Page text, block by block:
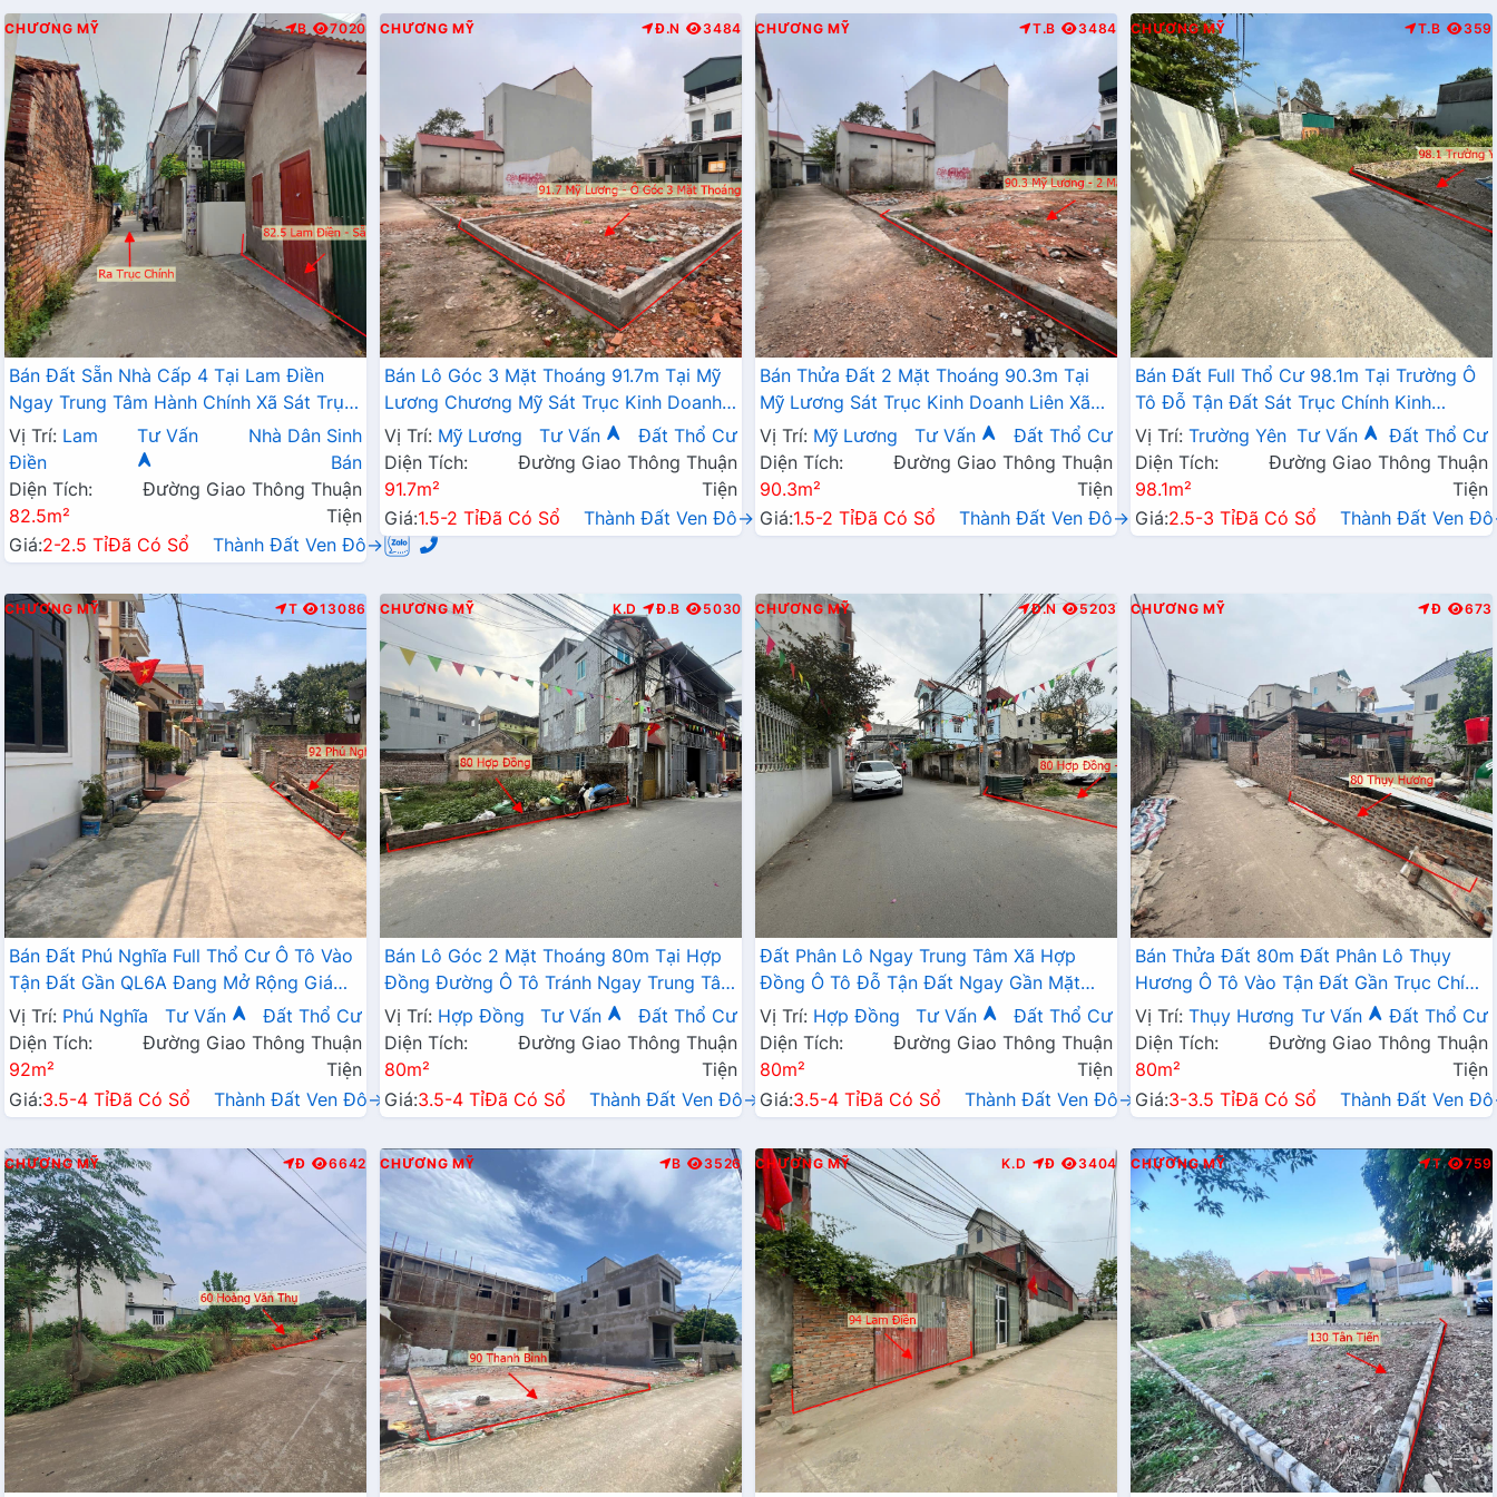
CHƯƠNG MỸ B 7020
Bán Đất Sẵn Nhà Cấp 4 Tại Lam Điền
Ngay Trung Tâm Hành Chính Xã Sát Trục
Kinh Doanh Giá Chỉ Hơn 2 Tỷ
Vị Trí: Lam
Điền
Tư Vấn
Nhà Dân Sinh
Bán
Diện Tích:
82.5m²
Đường Giao Thông Thuận
Tiện
Giá:2-2.5 TỉĐã Có Sổ Thành Đất Ven Đô→
CHƯƠNG MỸ Đ.N 3484
Bán Lô Góc 3 Mặt Thoáng 91.7m Tại Mỹ
Lương Chương Mỹ Sát Trục Kinh Doanh -
Đất Phân Lô Mỹ Lương Chương Mỹ
Vị Trí: Mỹ Lương Tư Vấn
Đất Thổ Cư
Diện Tích:
91.7m²
Đường Giao Thông Thuận
Tiện
Giá:1.5-2 TỉĐã Có Sổ Thành Đất Ven Đô→
CHƯƠNG MỸ T.B 3484
Bán Thửa Đất 2 Mặt Thoáng 90.3m Tại
Mỹ Lương Sát Trục Kinh Doanh Liên Xã
Giá Chỉ Hơn Tỷ
Vị Trí: Mỹ Lương Tư Vấn
Đất Thổ Cư
Diện Tích:
90.3m²
Đường Giao Thông Thuận
Tiện
Giá:1.5-2 TỉĐã Có Sổ Thành Đất Ven Đô→
CHƯƠNG MỸ T.B 359
Bán Đất Full Thổ Cư 98.1m Tại Trường Ô
Tô Đỗ Tận Đất Sát Trục Chính Kinh
Doanh Giá Chỉ Hơn 2 Tỷ
Vị Trí: Trường Yên Tư Vấn
Đất Thổ Cư
Diện Tích:
98.1m²
Đường Giao Thông Thuận
Tiện
Giá:2.5-3 TỉĐã Có Sổ Thành Đất Ven
CHƯƠNG MỸ T 13086
Bán Đất Phú Nghĩa Full Thổ Cư Ô Tô Vào
Tận Đất Gần QL6A Đang Mở Rộng Giá
Chỉ Vài Tỷ
Vị Trí: Phú Nghĩa Tư Vấn
Đất Thổ Cư
Diện Tích:
92m²
Đường Giao Thông Thuận
Tiện
Giá:3.5-4 TỉĐã Có Sổ Thành Đất Ven Đô→
CHƯƠNG MỸ K.D Đ.B 5030
Bán Lô Góc 2 Mặt Thoáng 80m Tại Hợp
Đồng Đường Ô Tô Tránh Ngay Trung Tâm
Hành Chính Xã Gần Đường TL419
Vị Trí: Hợp Đồng Tư Vấn
Đất Thổ Cư
Diện Tích:
80m²
Đường Giao Thông Thuận
Tiện
Giá:3.5-4 TỉĐã Có Sổ Thành Đất Ven Đô→
CHƯƠNG MỸ Đ.N 5203
Đất Phân Lô Ngay Trung Tâm Xã Hợp
Đồng Ô Tô Đỗ Tận Đất Ngay Gần Mặt
Đường Kinh Doanh TL419
Vị Trí: Hợp Đồng Tư Vấn
Đất Thổ Cư
Diện Tích:
80m²
Đường Giao Thông Thuận
Tiện
Giá:3.5-4 TỉĐã Có Sổ Thành Đất Ven Đô→
CHƯƠNG MỸ Đ 673
Bán Thửa Đất 80m Đất Phân Lô Thụy
Hương Ô Tô Vào Tận Đất Gần Trục Chính
Kinh Doanh Liên Huyện
Vị Trí: Thụy Hương Tư Vấn
Đất Thổ Cư
Diện Tích:
80m²
Đường Giao Thông Thuận
Tiện
Giá:3-3.5 TỉĐã Có Sổ Thành Đất Ven
CHƯƠNG MỸ Đ 6642 CHƯƠNG MỸ B 3526 CHƯƠNG MỸ K.D Đ 3404 CHƯƠNG MỸ T 759